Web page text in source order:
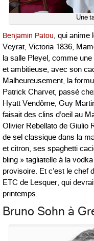
Une
Benjamin Patou , qui
Veyrat, Victoria 1836,
la salle Pleyel, comme
et ambitieuse, avec son
Malheureusement, la
Patrick Charvet, passé
Hyatt Vendôme, Guy
faisait des clins d’oeil au
Olivier Rebellato de Giulio
de sel classique dans la
et citron, ses spaghetti
bling » tagliatelle à la
provisoire. Et c’est le chef
ETC de Lesquer, qui
printemps.
Bruno Sohn à